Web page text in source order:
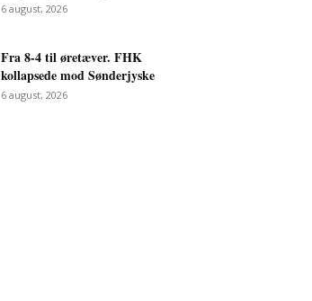
6 august, 2026
Fra 8-4 til øretæver. FHK
kollapsede mod Sønderjyske
6 august, 2026